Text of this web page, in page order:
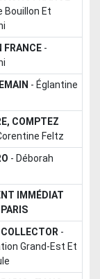
Bouillon Et
FRANCE -
- Églantine
COMPTEZ
Feltz
- Déborah
IMMÉDIAT
-
Grand-Est Et